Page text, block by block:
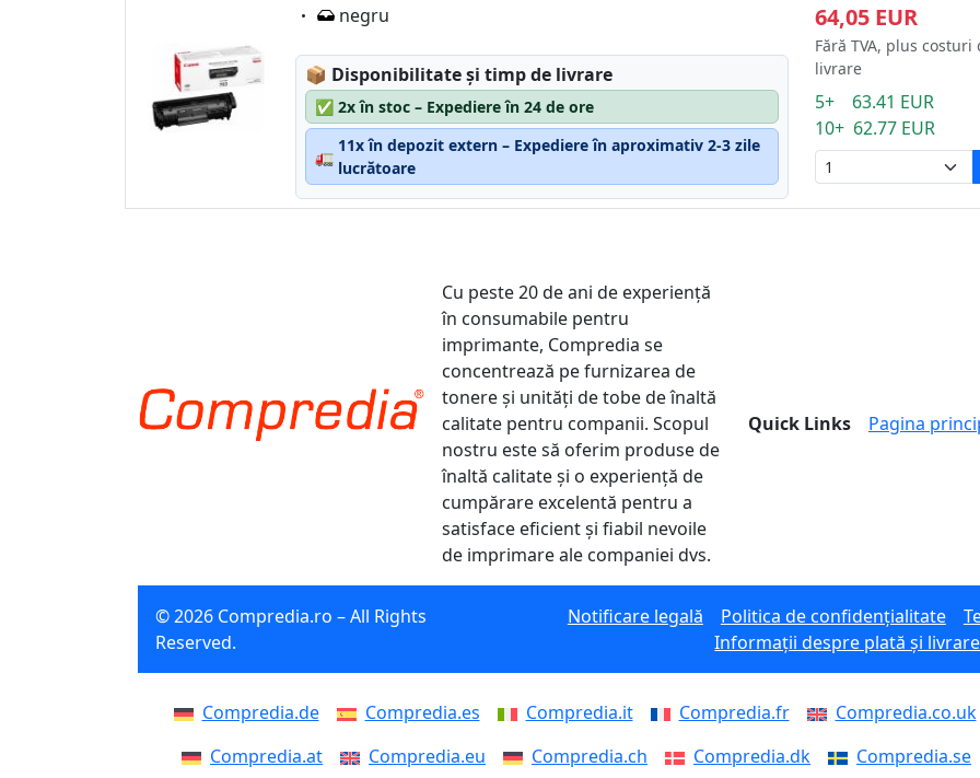
Eigenschaft:
negru
📦 Lagerstatus:
Disponibilitate și timp de livrare
✅ 2x în stoc – Expediere în 24 de ore
🚛
11x în depozit extern – Expediere în aproximativ 2-3 zile
lucrătoare
64,05 EUR
Fără TVA, plus costuri
livrare
5+ 63.41 EUR
10+ 62.77 EUR
Cu peste 20 de ani de experiență
în consumabile pentru
imprimante, Compredia se
concentrează pe furnizarea de
tonere și unități de tobe de înaltă
calitate pentru companii. Scopul
nostru este să oferim produse de
înaltă calitate și o experiență de
cumpărare excelentă pentru a
satisface eficient și fiabil nevoile
de imprimare ale companiei dvs.
Quick Links Pagina
© 2026 Compredia.ro – All Rights
Reserved.
Notificare legală Politica de confidențialitate
Informații despre plată și livrare
Compredia.de Compredia.es Compredia.it Compredia.fr Compredia.co.uk
Compredia.at
Compredia.eu Compredia.ch Compredia.dk Compredia.se